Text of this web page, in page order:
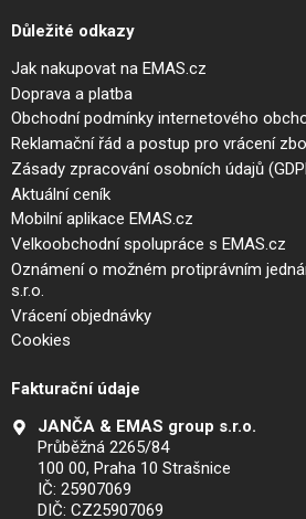
Důležité odkazy
Jak nakupovat na EMAS.cz
Doprava a platba
Obchodní podmínky internetového
Reklamační řád a postup pro vrácení
Zásady zpracování osobních údajů
Aktuální ceník
Mobilní aplikace EMAS.cz
Velkoobchodní spolupráce s EMAS.cz
Oznámení o možném protiprávním
s.r.o.
Vrácení objednávky
Cookies
Fakturační údaje
JANČA & EMAS group s.r.o.
Průběžná 2265/84
100 00, Praha 10 Strašnice
IČ: 25907069
DIČ: CZ25907069